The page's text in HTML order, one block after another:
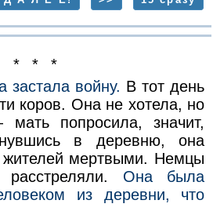
* * *
застала войну. В тот день
коров. Она не хотела, но
попросила, значит,
в деревню, она
жителей мертвыми. Немцы
Она была
из деревни, что